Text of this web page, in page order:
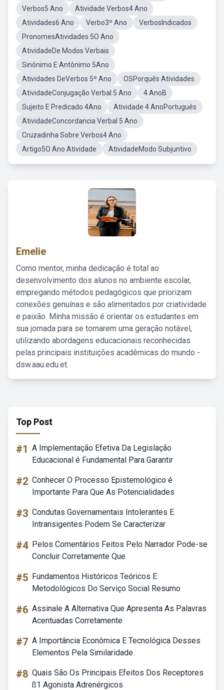
Verbos5 Ano
Atividade Verbos4 Ano
Atividades6 Ano
Verbo3º Ano
VerbosIndicados
PronomesAtividades 5O Ano
AtividadeDe Modos Verbais
Sinônimo E Antônimo 5Ano
Atividades DeVerbos 5º Ano
OSPorquês Atividades
AtividadeConjugação Verbal 5 Ano
4 AnoB
Sujeito E Predicado 4Ano
Atividade 4 AnoPortuguês
AtividadeConcordancia Verbal 5 Ano
Cruzadinha Sobre Verbos4 Ano
Artigo5O Ano Atividade
AtividadeModo Subjuntivo
Emelie
Como mentor, minha dedicação é total ao
desenvolvimento dos alunos no ambiente escolar,
empregando métodos pedagógicos que priorizam
conexões genuínas e são alimentados por criatividade
e paixão. Minha missão é orientar os estudantes em
sua jornada para se tornarem uma geração notável,
utilizando abordagens educacionais reconhecidas
pelas principais instituições acadêmicas do mundo -
dsw.aau.edu.et.
Top Post
#1 A Implementação Efetiva Da Legislação
Educacional é Fundamental Para Garantir
#2 Conhecer O Processo Epistemológico é
Importante Para Que As Potencialidades
#3 Condutas Governamentais Intolerantes E
Intransigentes Podem Se Caracterizar
#4 Pelos Comentários Feitos Pelo Narrador Pode-se
Concluir Corretamente Que
#5 Fundamentos Históricos Teóricos E
Metodológicos Do Serviço Social Resumo
#6 Assinale A Alternativa Que Apresenta As Palavras
Acentuadas Corretamente
#7 A Importância Econômica E Tecnológica Desses
Elementos Pela Similaridade
#8 Quais São Os Principais Efeitos Dos Receptores
ß1 Agonista Adrenérgicos